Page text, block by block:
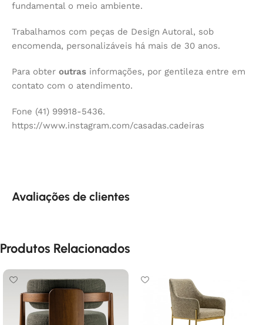
fundamental o meio ambiente.
Trabalhamos com peças de Design Autoral, sob
encomenda, personalizáveis há mais de 30 anos.
Para obter outras informações, por gentileza entre em
contato com o atendimento.
Fone (41) 99918-5436.
https://www.instagram.com/casadas.cadeiras
Avaliações de clientes
Produtos Relacionados